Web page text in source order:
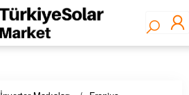
- Fronius Yetkili Bayisi ☀️ Solar
Pil, EV Şarj Çözümleri - Stoktan
Teslimat!